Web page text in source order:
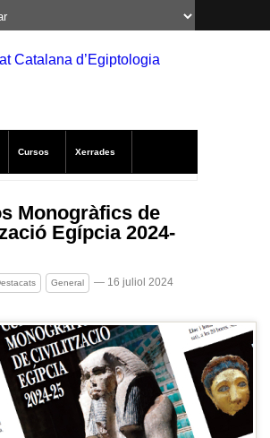
Cursos Xerrades
Altres
Monogràfics de
Egípcia 2024-
General — 16 juliol 2024